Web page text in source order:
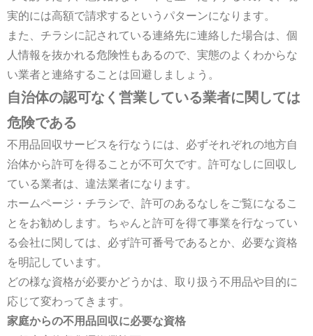
実的には高額で請求するというパターンになります。
また、チラシに記されている連絡先に連絡した場合は、個
人情報を抜かれる危険性もあるので、実態のよくわからな
い業者と連絡することは回避しましょう。
自治体の認可なく営業している業者に関しては
危険である
不用品回収サービスを行なうには、必ずそれぞれの地方自
治体から許可を得ることが不可欠です。許可なしに回収し
ている業者は、違法業者になります。
ホームページ・チラシで、許可のあるなしをご覧になるこ
とをお勧めします。ちゃんと許可を得て事業を行なってい
る会社に関しては、必ず許可番号であるとか、必要な資格
を明記しています。
どの様な資格が必要かどうかは、取り扱う不用品や目的に
応じて変わってきます。
家庭からの不用品回収に必要な資格